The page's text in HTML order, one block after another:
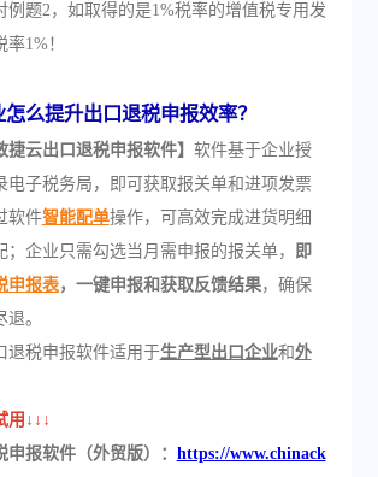
例题2，如取得的是1%税率的增值税专用发
1%！
么提升出口退税申报效率？
捷云出口退税申报软件】 软件基于企业授
电子税务局，即可获取报关单和进项发票
软件智能配单操作，可高效完成进货明细
；企业只需勾选当月需申报的报关单， 即
申报表，一键申报和获取反馈结果，确保
。
退税申报软件适用于生产型出口企业和外
用↓↓↓
报软件（外贸版）： https://www.chinack